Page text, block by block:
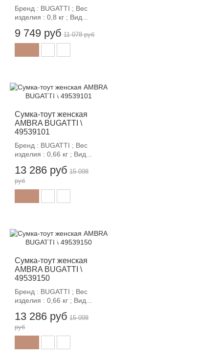
Бренд : BUGATTI ; Вес
изделия : 0,8 кг ; Вид...
9 749 руб 11 078 руб
Сумка-тоут женская
AMBRA BUGATTI \
49539101
Бренд : BUGATTI ; Вес
изделия : 0,66 кг ; Вид...
13 286 руб
-12%
15 098
руб
Сумка-тоут женская
AMBRA BUGATTI \
49539150
Бренд : BUGATTI ; Вес
изделия : 0,66 кг ; Вид...
13 286 руб
-12%
15 098
руб